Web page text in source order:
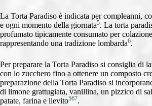
La Torta Paradiso è indicata per compleanni,
e ogni momento della giornata5. La torta
profumato tipicamente consumato per
rappresentando una tradizione lombarda6.
Per preparare la Torta Paradiso si consiglia di
con lo zucchero fino a ottenere un composto
preparazione della Torta Paradiso si
di limone grattugiata, vanillina, un pizzico di
patate, farina e lievito567.